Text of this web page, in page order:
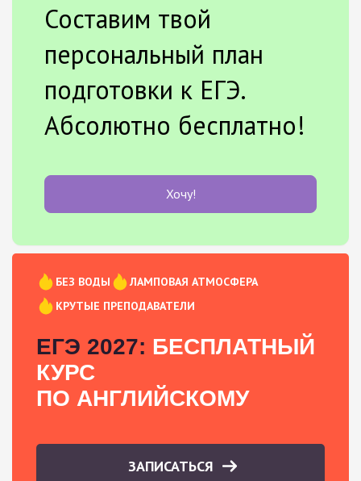
Составим твой
персональный план
подготовки к ЕГЭ.
Абсолютно бесплатно!
Хочу!
БЕЗ ВОДЫ
ЛАМПОВАЯ АТМОСФЕРА
КРУТЫЕ ПРЕПОДАВАТЕЛИ
ЕГЭ 2027: БЕСПЛАТНЫЙ
КУРС
ПО АНГЛИЙСКОМУ
ЗАПИСАТЬСЯ